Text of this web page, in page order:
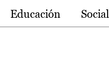
Educación Social